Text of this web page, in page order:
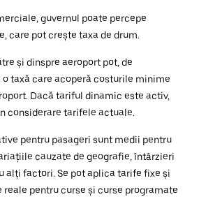
guvernul poate percepe
care pot crește taxa de drum.
și dinspre aeroport pot, de
o taxă care acoperă costurile minime
Dacă tariful dinamic este activ,
considerare tarifele actuale.
pentru pasageri sunt medii pentru
cauzate de geografie, întârzieri
alți factori. Se pot aplica tarife fixe și
pentru curse și curse programate